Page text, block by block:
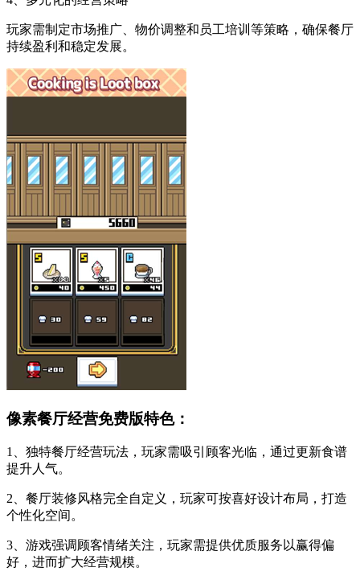
玩家需制定市场推广、物价调整和员工培训等策略，确保餐厅
持续盈利和稳定发展。
像素餐厅经营免费版特色：
1、独特餐厅经营玩法，玩家需吸引顾客光临，通过更新食谱
提升人气。
2、餐厅装修风格完全自定义，玩家可按喜好设计布局，打造
个性化空间。
3、游戏强调顾客情绪关注，玩家需提供优质服务以赢得偏
好，进而扩大经营规模。